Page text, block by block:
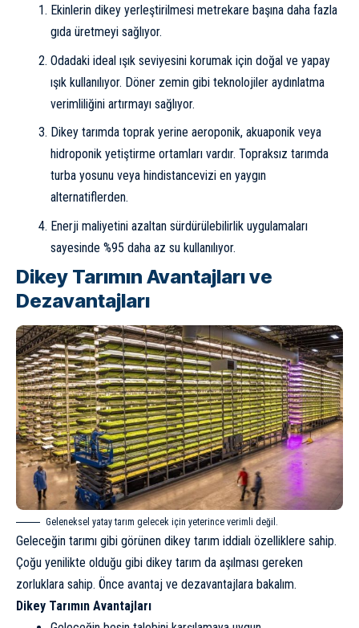
Ekinlerin dikey yerleştirilmesi metrekare başına daha fazla
gıda üretmeyi sağlıyor.
Odadaki ideal ışık seviyesini korumak için doğal ve yapay
ışık kullanılıyor. Döner zemin gibi teknolojiler aydınlatma
verimliliğini artırmayı sağlıyor.
Dikey tarımda toprak yerine aeroponik, akuaponik veya
hidroponik yetiştirme ortamları vardır. Topraksız tarımda
turba yosunu veya hindistancevizi en yaygın
alternatiflerden.
Enerji maliyetini azaltan sürdürülebilirlik uygulamaları
sayesinde %95 daha az su kullanılıyor.
Dikey Tarımın Avantajları ve
Dezavantajları
Geleneksel yatay tarım gelecek için yeterince verimli değil.
Geleceğin tarımı gibi görünen dikey tarım iddialı özelliklere sahip.
Çoğu yenilikte olduğu gibi dikey tarım da aşılması gereken
zorluklara sahip. Önce avantaj ve dezavantajlara bakalım.
Dikey Tarımın Avantajları